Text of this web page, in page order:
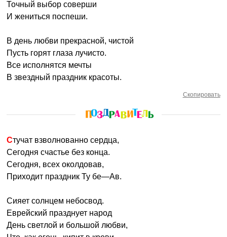
Точный выбор соверши
И жениться поспеши.
В день любви прекрасной, чистой
Пусть горят глаза лучисто.
Все исполнятся мечты
В звездный праздник красоты.
Скопировать
Стучат взволнованно сердца,
Сегодня счастье без конца.
Сегодня, всех околдовав,
Приходит праздник Ту бе—Ав.
Сияет солнцем небосвод.
Еврейский празднует народ
День светлой и большой любви,